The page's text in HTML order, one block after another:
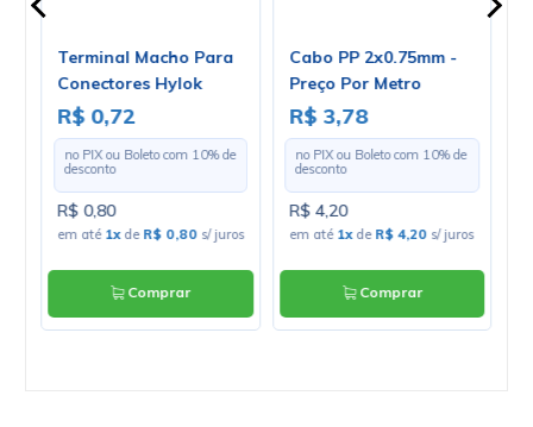
Terminal Macho Para
Conectores Hylok
Fêmea LW6353TM12R -
Cód. LW6353TM12R -
Unitário
R$ 0,72
no PIX ou Boleto com 10% de
desconto
R$ 0,80
em até 1xde R$ 0,80 s/ juros
Comprar
Cabo PP 2x0.75mm -
Preço Por Metro
R$ 3,78
no PIX ou Boleto com 10% de
desconto
R$ 4,20
em até 1xde R$ 4,20 s/ juros
Comprar